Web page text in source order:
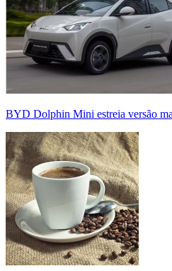
BYD Dolphin Mini estreia versão